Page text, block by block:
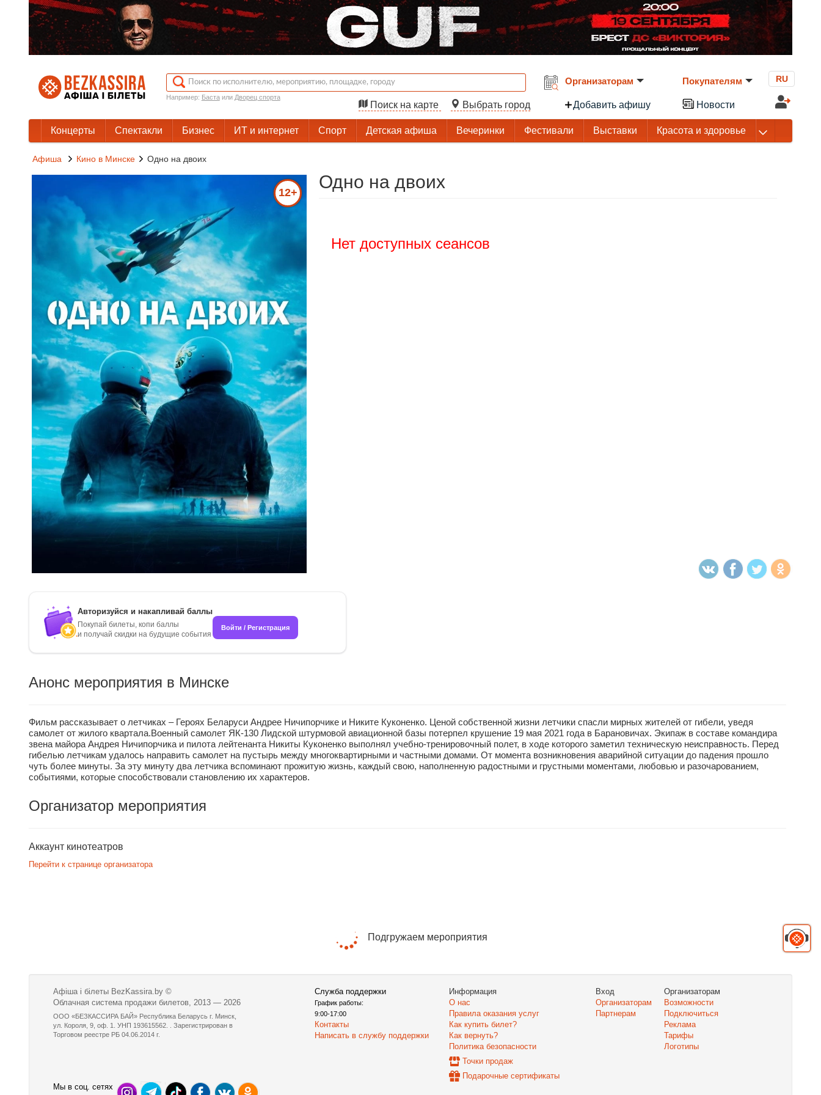
Например: Бастаили Дворец спорта
Поиск на карте Выбрать город
Организаторам
Добавить афишу
Покупателям
Новости
RU
Концерты Спектакли Бизнес ИТ и интернет Спорт Детская афиша Вечеринки Фестивали Выставки Красота и здоровье
Афиша Кино в Минске Одно на двоих
12+
Одно на двоих
Нет доступных сеансов
Авторизуйся и накапливай баллы
Покупай билеты, копи баллы
и получай скидки на будущие события
Войти / Регистрация
Анонс мероприятия в Минске
Фильм рассказывает о летчиках – Героях Беларуси Андрее Ничипорчике и Никите Куконенко. Ценой собственной жизни летчики спасли мирных жителей от гибели, уведя
самолет от жилого квартала.Военный самолет ЯК-130 Лидской штурмовой авиационной базы потерпел крушение 19 мая 2021 года в Барановичах. Экипаж в составе командира
звена майора Андрея Ничипорчика и пилота лейтенанта Никиты Куконенко выполнял учебно-тренировочный полет, в ходе которого заметил техническую неисправность. Перед
гибелью летчикам удалось направить самолет на пустырь между многоквартирными и частными домами. От момента возникновения аварийной ситуации до падения прошло
чуть более минуты. За эту минуту два летчика вспоминают прожитую жизнь, каждый свою, наполненную радостными и грустными моментами, любовью и разочарованием,
событиями, которые способствовали становлению их характеров.
Организатор мероприятия
Аккаунт кинотеатров
Перейти к странице организатора
Подгружаем мероприятия
Афіша і білеты BezKassira.by ©
Облачная система продажи билетов, 2013 — 2026
ООО «БЕЗКАССИРА БАЙ» Республика Беларусь г. Минск,
ул. Короля, 9, оф. 1. УНП 193615562. . Зарегистрирован в
Торговом реестре РБ 04.06.2014 г.
Служба поддержки
График работы:
9:00-17:00
Контакты
Написать в службу поддержки
Информация
О нас
Правила оказания услуг
Как купить билет?
Как вернуть?
Политика безопасности
Точки продаж
Подарочные сертификаты
Вход
Организаторам
Партнерам
Организаторам
Возможности
Подключиться
Реклама
Тарифы
Логотипы
Мы в соц. сетях